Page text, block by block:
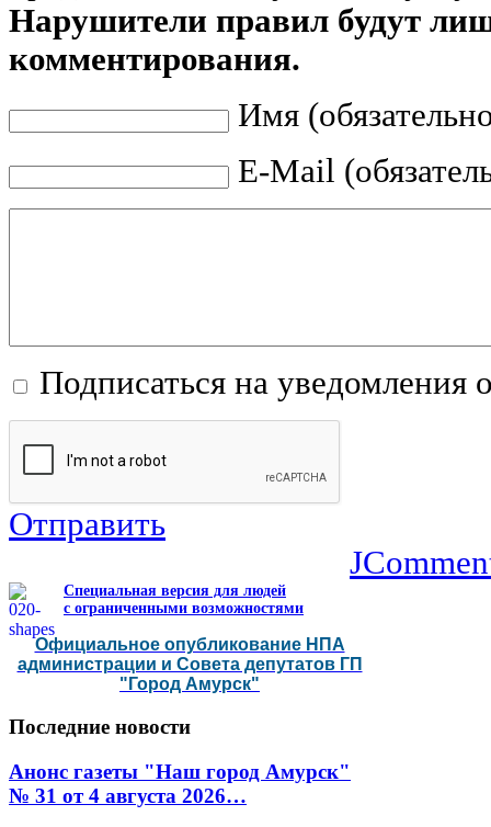
Нарушители правил будут
комментирования.
Имя
E-Mail
Подписаться на уведомления
Отправить
Специальная версия для людей
с ограниченными возможностями
Официальное опубликование НПА
администрации и Совета депутатов ГП
"Город Амурск"
Последние новости
Анонс газеты "Наш город Амурск"
№ 31 от 4 августа 2026…